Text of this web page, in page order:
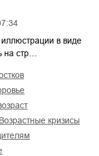
в виде
стр…
возрастные кризисы